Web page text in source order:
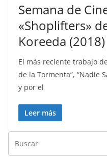
Semana de
«Shoplifters»
Koreeda (2018)
El más reciente trabajo
de la Tormenta”, “Nadie
y por el
Leer más